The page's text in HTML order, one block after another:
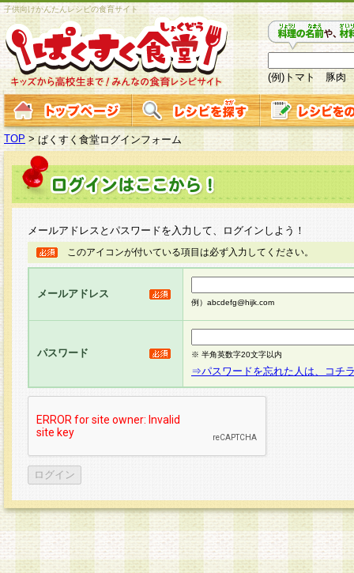
子供向けかんたんレシピの食育サイト
(例)トマト 豚肉
TOP > ぱくすく食堂ログインフォーム
メールアドレスとパスワードを入力して、ログインしよう！
このアイコンが付いている項目は必ず入力してください。
メールアドレス
例）abcdefg@hijk.com
パスワード ※ 半角英数字20文字以内
⇒パスワードを忘れた人は、コチ